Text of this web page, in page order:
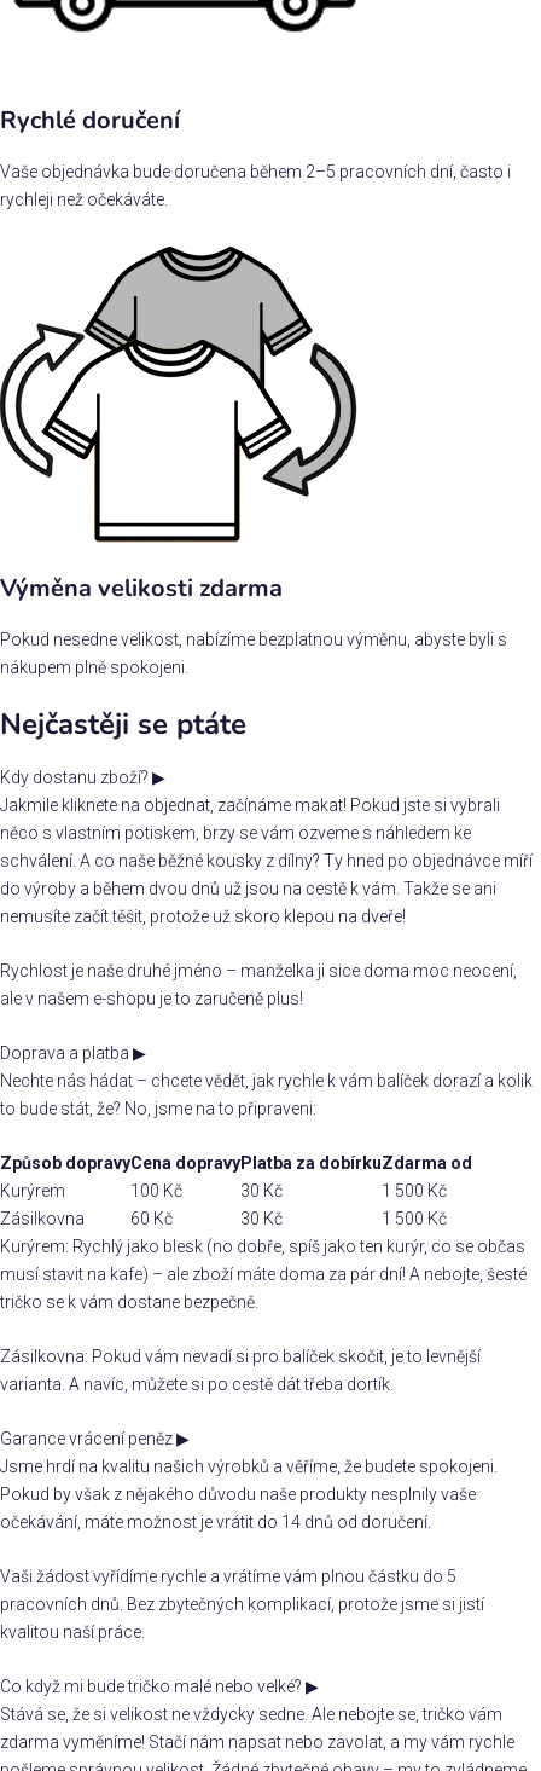
Rychlé doručení
Vaše objednávka bude doručena během 2–5 pracovních dní, často i
rychleji než očekáváte.
Výměna velikosti zdarma
Pokud nesedne velikost, nabízíme bezplatnou výměnu, abyste byli s
nákupem plně spokojeni.
Nejčastěji se ptáte
Kdy dostanu zboží? ▶
Jakmile kliknete na objednat, začínáme makat! Pokud jste si vybrali
něco s vlastním potiskem, brzy se vám ozveme s náhledem ke
schválení. A co naše běžné kousky z dílny? Ty hned po objednávce míří
do výroby a během dvou dnů už jsou na cestě k vám. Takže se ani
nemusíte začít těšit, protože už skoro klepou na dveře!
Rychlost je naše druhé jméno – manželka ji sice doma moc neocení,
ale v našem e-shopu je to zaručeně plus!
Doprava a platba ▶
Nechte nás hádat – chcete vědět, jak rychle k vám balíček dorazí a kolik
to bude stát, že? No, jsme na to připraveni:
Způsob dopravyCena dopravyPlatba za dobírkuZdarma od
Kurýrem
100 Kč 30 Kč
1 500 Kč
Zásilkovna
60 Kč 30 Kč
1 500 Kč
Kurýrem: Rychlý jako blesk (no dobře, spíš jako ten kurýr, co se občas
musí stavit na kafe) – ale zboží máte doma za pár dní! A nebojte, šesté
tričko se k vám dostane bezpečně.
Zásilkovna: Pokud vám nevadí si pro balíček skočit, je to levnější
varianta. A navíc, můžete si po cestě dát třeba dortík.
Garance vrácení peněz▶
Jsme hrdí na kvalitu našich výrobků a věříme, že budete spokojeni.
Pokud by však z nějakého důvodu naše produkty nesplnily vaše
očekávání, máte možnost je vrátit do 14 dnů od doručení.
Vaši žádost vyřídíme rychle a vrátíme vám plnou částku do 5
pracovních dnů. Bez zbytečných komplikací, protože jsme si jistí
kvalitou naší práce.
Co když mi bude tričko malé nebo velké? ▶
Stává se, že si velikost ne vždycky sedne. Ale nebojte se, tričko vám
zdarma vyměníme! Stačí nám napsat nebo zavolat, a my vám rychle